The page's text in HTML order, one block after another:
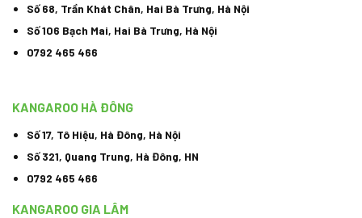
Số 68, Trần Khát Chân, Hai Bà Trưng, Hà Nội
Số 106 Bạch Mai, Hai Bà Trưng, Hà Nội
0792 465 466
KANGAROO HÀ ĐÔNG
Số 17, Tô Hiệu, Hà Đông, Hà Nội
Số 321, Quang Trung, Hà Đông, HN
0792 465 466
KANGAROO GIA LÂM